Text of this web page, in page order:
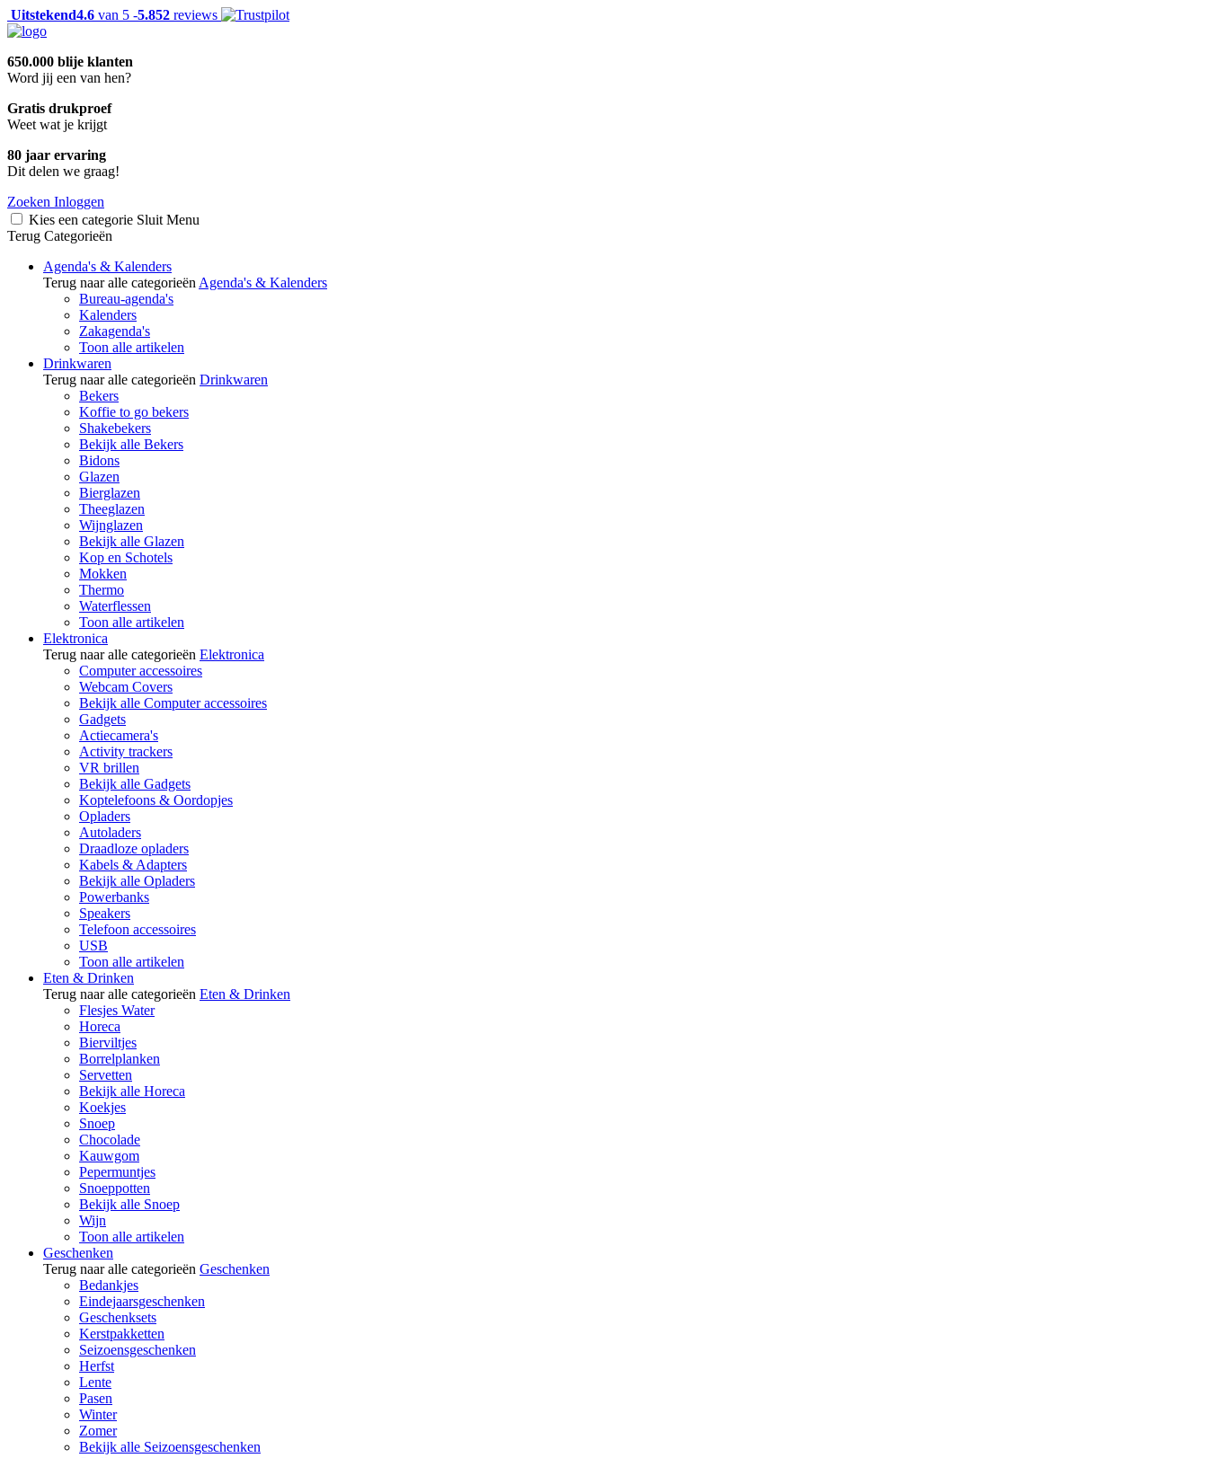
Uitstekend4.6 van 5 -5.852 reviews
650.000 blije klanten
Word jij een van hen?
Gratis drukproef
Weet wat je krijgt
80 jaar ervaring
Dit delen we graag!
Zoeken Inloggen
Kies een categorie Sluit Menu
Terug Categorieën
Agenda's & Kalenders
Terug naar alle categorieën Agenda's & Kalenders
Bureau-agenda's
Kalenders
Zakagenda's
Toon alle artikelen
Drinkwaren
Terug naar alle categorieën Drinkwaren
Bekers
Koffie to go bekers
Shakebekers
Bekijk alle Bekers
Bidons
Glazen
Bierglazen
Theeglazen
Wijnglazen
Bekijk alle Glazen
Kop en Schotels
Mokken
Thermo
Waterflessen
Toon alle artikelen
Elektronica
Terug naar alle categorieën Elektronica
Computer accessoires
Webcam Covers
Bekijk alle Computer accessoires
Gadgets
Actiecamera's
Activity trackers
VR brillen
Bekijk alle Gadgets
Koptelefoons & Oordopjes
Opladers
Autoladers
Draadloze opladers
Kabels & Adapters
Bekijk alle Opladers
Powerbanks
Speakers
Telefoon accessoires
USB
Toon alle artikelen
Eten & Drinken
Terug naar alle categorieën Eten & Drinken
Flesjes Water
Horeca
Bierviltjes
Borrelplanken
Servetten
Bekijk alle Horeca
Koekjes
Snoep
Chocolade
Kauwgom
Pepermuntjes
Snoeppotten
Bekijk alle Snoep
Wijn
Toon alle artikelen
Geschenken
Terug naar alle categorieën Geschenken
Bedankjes
Eindejaarsgeschenken
Geschenksets
Kerstpakketten
Seizoensgeschenken
Herfst
Lente
Pasen
Winter
Zomer
Bekijk alle Seizoensgeschenken